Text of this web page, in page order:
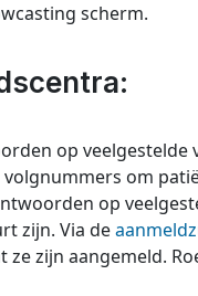
scherm.
op
om
op
zijn. Via de
zijn aangemeld.